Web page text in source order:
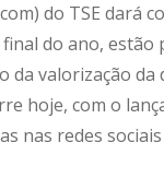
do TSE dará
do ano,
da valorização
hoje, com o
nas redes